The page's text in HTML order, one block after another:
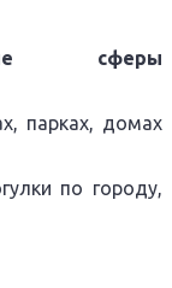
сферы
парках, домах
по городу,